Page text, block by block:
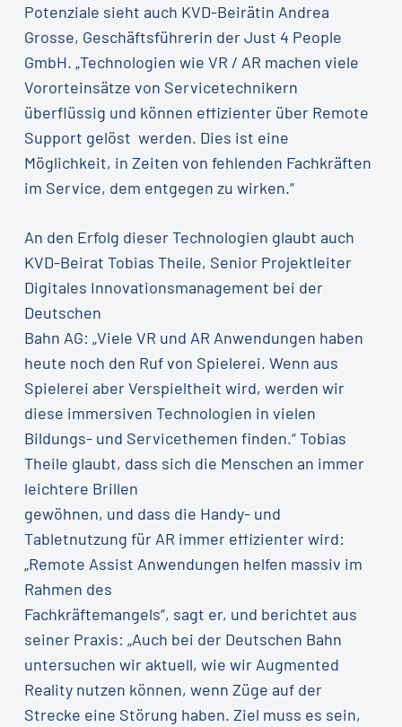
Potenziale sieht auch KVD-Beirätin Andrea
Grosse, Geschäftsführerin der Just 4 People
GmbH. „Technologien wie VR / AR machen viele
Vororteinsätze von Servicetechnikern
überflüssig und können effizienter über Remote
Support gelöst werden. Dies ist eine
Möglichkeit, in Zeiten von fehlenden Fachkräften
im Service, dem entgegen zu wirken.“
An den Erfolg dieser Technologien glaubt auch
KVD-Beirat Tobias Theile, Senior Projektleiter
Digitales Innovationsmanagement bei der
Deutschen
Bahn AG: „Viele VR und AR Anwendungen haben
heute noch den Ruf von Spielerei. Wenn aus
Spielerei aber Verspieltheit wird, werden wir
diese immersiven Technologien in vielen
Bildungs- und Servicethemen finden.“ Tobias
Theile glaubt, dass sich die Menschen an immer
leichtere Brillen
gewöhnen, und dass die Handy- und
Tabletnutzung für AR immer effizienter wird:
„Remote Assist Anwendungen helfen massiv im
Rahmen des
Fachkräftemangels“, sagt er, und berichtet aus
seiner Praxis: „Auch bei der Deutschen Bahn
untersuchen wir aktuell, wie wir Augmented
Reality nutzen können, wenn Züge auf der
Strecke eine Störung haben. Ziel muss es sein,